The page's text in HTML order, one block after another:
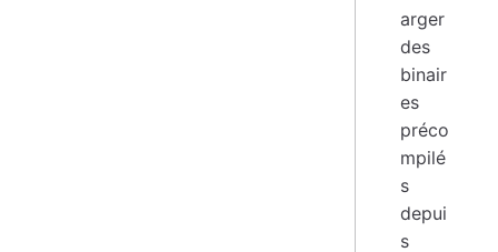
arger
des
binair
es
préco
mpilé
s
depui
s